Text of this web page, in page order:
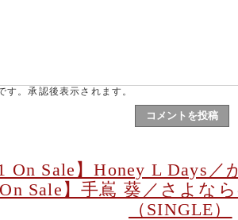
。承認後表示されます。
On Sale】Honey L Days
On Sale】手嶌 葵／さよな
（SINGLE）